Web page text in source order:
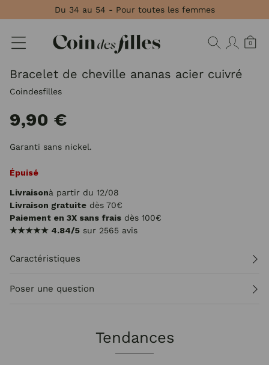
Du 34 au 54 - Pour toutes les femmes
0
Bracelet de cheville ananas acier cuivré
Coindesfilles
9,90 €
Garanti sans nickel.
Épuisé
Livraisonà partir du 12/08
Livraison gratuite dès 70€
Paiement en 3X sans frais dès 100€
★★★★★ 4.84/5 sur 2565 avis
Caractéristiques
Poser une question
Tendances
Panneau de gestion des cookies